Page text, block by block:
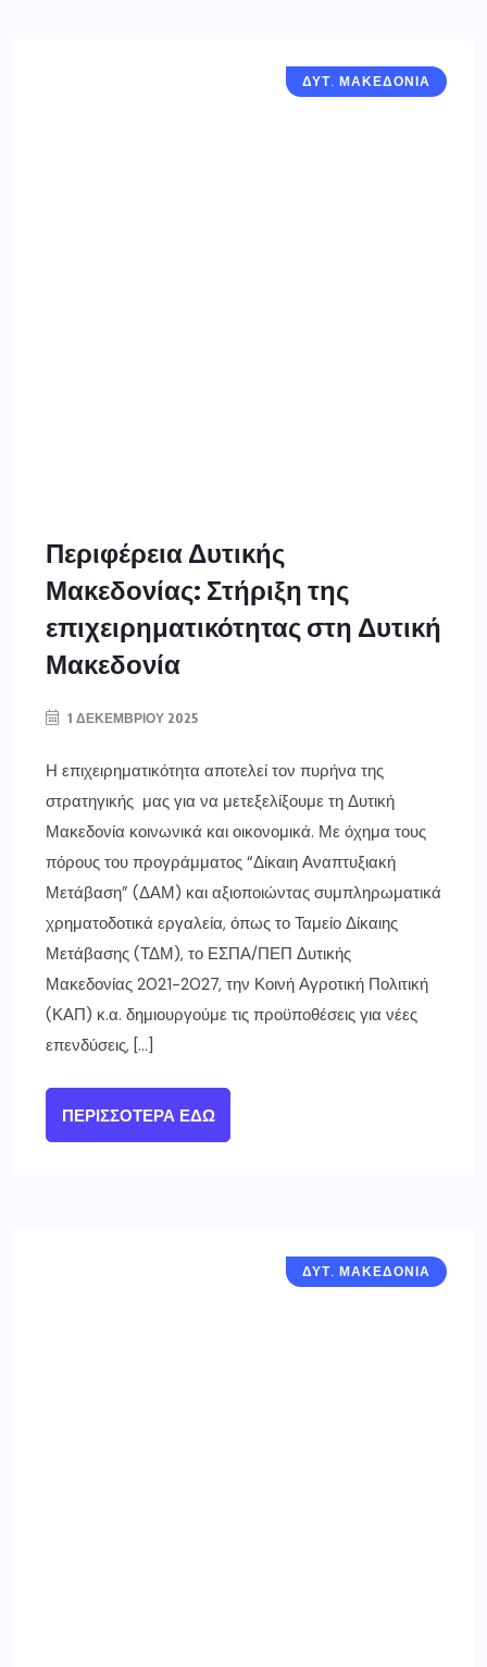
ΔΥΤ. ΜΑΚΕΔΟΝΙΑ
Περιφέρεια Δυτικής
Μακεδονίας: Στήριξη της
επιχειρηματικότητας στη Δυτική
Μακεδονία
1 ΔΕΚΕΜΒΡΊΟΥ 2025
Η επιχειρηματικότητα αποτελεί τον πυρήνα της
στρατηγικής μας για να μετεξελίξουμε τη Δυτική
Μακεδονία κοινωνικά και οικονομικά. Με όχημα τους
πόρους του προγράμματος “Δίκαιη Αναπτυξιακή
Μετάβαση” (ΔΑΜ) και αξιοποιώντας συμπληρωματικά
χρηματοδοτικά εργαλεία, όπως το Ταμείο Δίκαιης
Μετάβασης (ΤΔΜ), το ΕΣΠΑ/ΠΕΠ Δυτικής
Μακεδονίας 2021-2027, την Κοινή Αγροτική Πολιτική
(ΚΑΠ) κ.α. δημιουργούμε τις προϋποθέσεις για νέες
επενδύσεις, […]
ΠΕΡΙΣΣΌΤΕΡΑ ΕΔΏ
ΔΥΤ. ΜΑΚΕΔΟΝΙΑ